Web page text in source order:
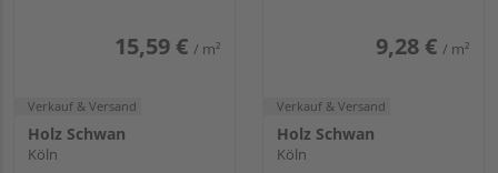
15,59 € / m²
Verkauf & Versand
Holz Schwan
Köln
9,28 € / m²
Verkauf & Versand
Holz Schwan
Köln